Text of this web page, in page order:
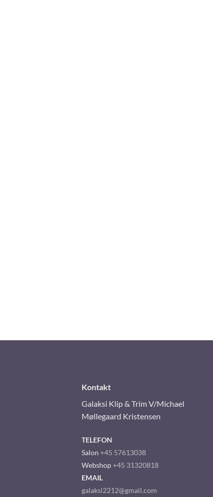
Kontakt
Galaksi Klip & Trim V/Michael
Møllegaard Kristensen
TELEFON
Salon +45 57613038
Webshop+45 31320818
EMAIL
galaksi2212@gmail.com